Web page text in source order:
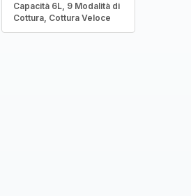
Capacità 6L, 9 Modalità di
Cottura, Cottura Veloce